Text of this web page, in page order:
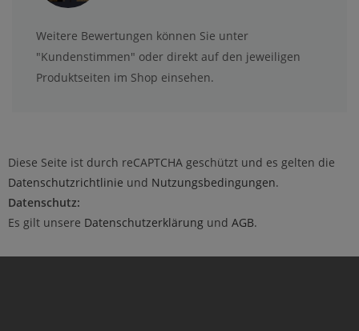
Weitere Bewertungen können Sie unter
"Kundenstimmen" oder direkt auf den jeweiligen
Produktseiten im Shop einsehen.
Diese Seite ist durch reCAPTCHA geschützt und es gelten die
Datenschutzrichtlinie und Nutzungsbedingungen.
Datenschutz:
Es gilt unsere Datenschutzerklärung und AGB.